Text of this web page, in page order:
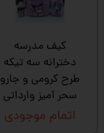
کیف مدرسه
دخترانه سه تیکه
طرح کرومی و جارو
سحر آمیز وارداتی
اتمام موجودی